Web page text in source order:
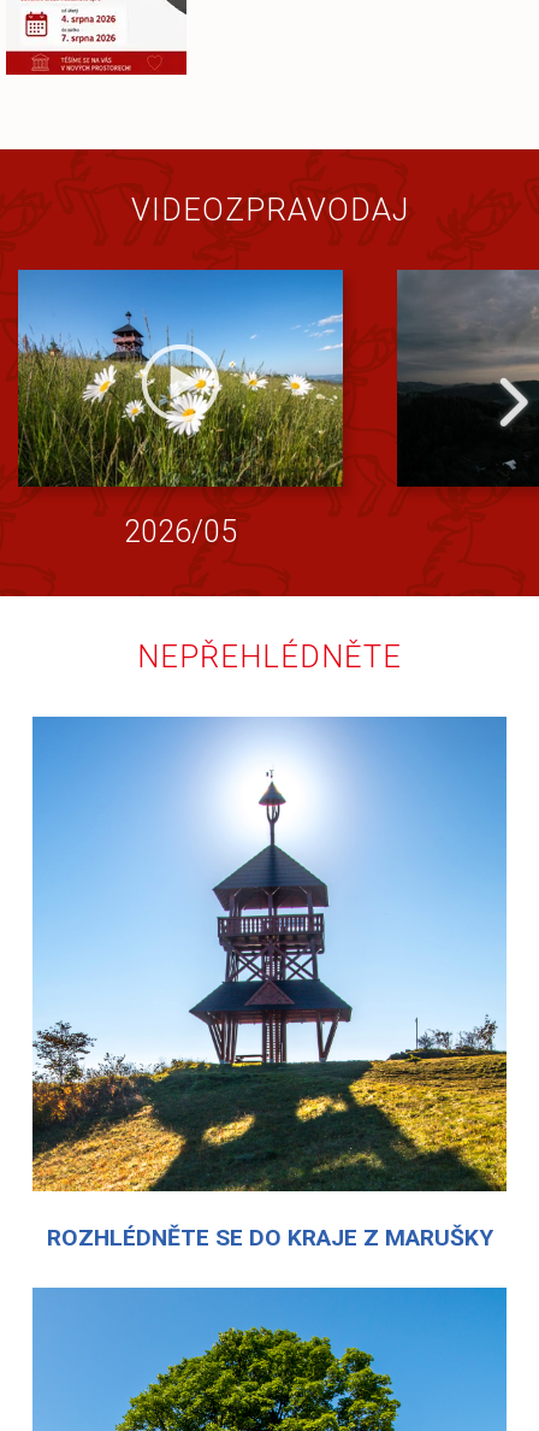
VIDEOZPRAVODAJ
2026/05
NEPŘEHLÉDNĚTE
ROZHLÉDNĚTE SE DO KRAJE Z MARUŠKY